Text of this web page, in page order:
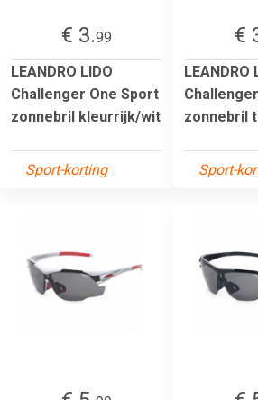
€ 3.99
LEANDRO LIDO
Challenger One Sport
zonnebril kleurrijk/wit
Sport-korting
€
LEANDRO
zonnebril
Sport-